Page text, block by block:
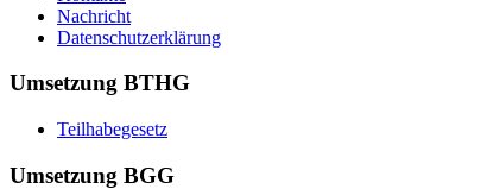
Nachricht
Datenschutzerklärung
Umsetzung BTHG
Teilhabegesetz
Umsetzung BGG